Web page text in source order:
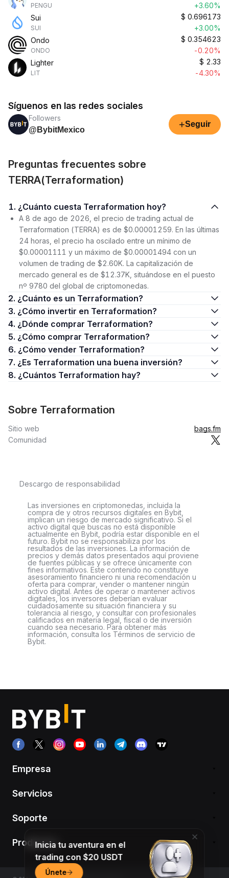
PENGU
+3.60%
Sui
SUI
$ 0.696173
+3.00%
Ondo
ONDO
$ 0.354623
-0.20%
Lighter
LIT
$ 2.33
-4.30%
Síguenos en las redes sociales
Followers
@BybitMexico
+Seguir
Preguntas frecuentes sobre
TERRA(Terraformation)
1. ¿Cuánto cuesta Terraformation hoy?
A 8 de ago de 2026, el precio de trading actual de
Terraformation (TERRA) es de $0.00001259. En las últimas
24 horas, el precio ha oscilado entre un mínimo de
$0.00001111 y un máximo de $0.00001494 con un
volumen de trading de $2.60K. La capitalización de
mercado general es de $12.37K, situándose en el puesto
nº 9780 del global de criptomonedas.
2. ¿Cuánto es un Terraformation?
3. ¿Cómo invertir en Terraformation?
4. ¿Dónde comprar Terraformation?
5. ¿Cómo comprar Terraformation?
6. ¿Cómo vender Terraformation?
7. ¿Es Terraformation una buena inversión?
8. ¿Cuántos Terraformation hay?
Sobre Terraformation
Sitio web
bags.fm
Comunidad
Descargo de responsabilidad
Las inversiones en criptomonedas, incluida la
compra de y otros recursos digitales en Bybit,
implican un riesgo de mercado significativo. Si el
activo digital que buscas no está disponible
actualmente en Bybit, podría estar disponible en el
futuro. Bybit no se responsabiliza por los
resultados de las inversiones. La información de
precios y demás datos presentados aquí proviene
de fuentes públicas y se ofrece únicamente con
fines informativos. Este contenido no constituye
asesoramiento financiero ni una recomendación u
oferta para comprar, vender o mantener ningún
activo digital. Antes de operar o mantener activos
digitales, los inversores deberían evaluar
cuidadosamente su situación financiera y su
tolerancia al riesgo, y consultar con profesionales
calificados en materia legal, fiscal o de inversión
cuando sea necesario. Para obtener más
información, consulta los Términos de servicio de
Bybit.
Empresa
Servicios
Soporte
ProductosInicia tu aventura en el
trading con $20 USDT
Únete